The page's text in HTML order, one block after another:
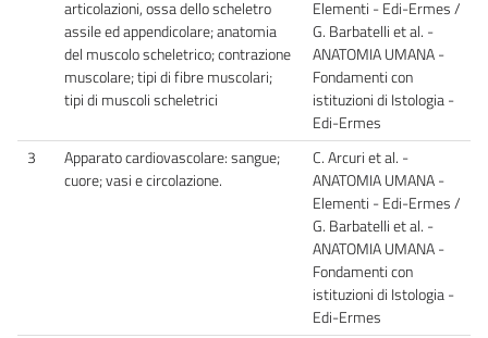
articolazioni, ossa dello scheletro
assile ed appendicolare; anatomia
del muscolo scheletrico; contrazione
muscolare; tipi di fibre muscolari;
tipi di muscoli scheletrici
Elementi - Edi-Ermes /
G. Barbatelli et al. -
ANATOMIA UMANA -
Fondamenti con
istituzioni di Istologia -
Edi-Ermes
3
Apparato cardiovascolare: sangue;
cuore; vasi e circolazione.
C. Arcuri et al. -
ANATOMIA UMANA -
Elementi - Edi-Ermes /
G. Barbatelli et al. -
ANATOMIA UMANA -
Fondamenti con
istituzioni di Istologia -
Edi-Ermes